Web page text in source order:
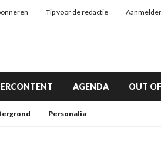
Tip voor de redactie
AGENDA OUT
Personalia